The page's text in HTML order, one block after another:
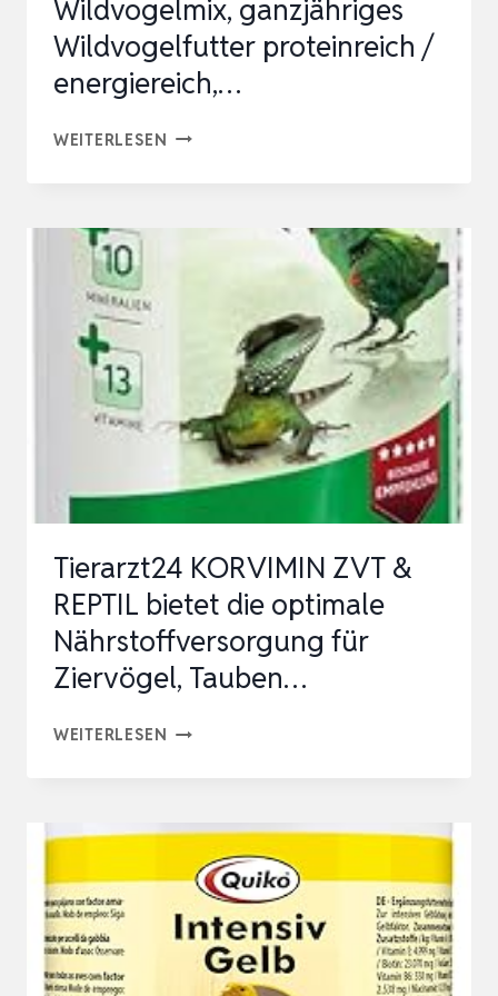
Wildvogelmix, ganzjähriges
Wildvogelfutter proteinreich /
energiereich,…
WEITERLESEN FIDELIO
GANZJÄHRIGES
WILDVOGELFUTTER
ENERGIEREICH,
Tierarzt24 KORVIMIN ZVT &
REPTIL bietet die optimale
Nährstoffversorgung für
Ziervögel, Tauben…
WEITERLESEN TIERARZT24
&
REPTIL
BIETET
DIE
OPTIMALE